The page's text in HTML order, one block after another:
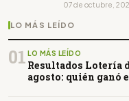
07 de octubre,
LO MÁS LEÍDO
01 LO MÁS LEÍDO
Resultados Lotería
agosto: quién ganó